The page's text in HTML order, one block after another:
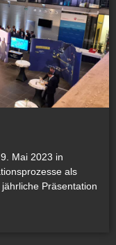
Mai 2023 in
als
Präsentation